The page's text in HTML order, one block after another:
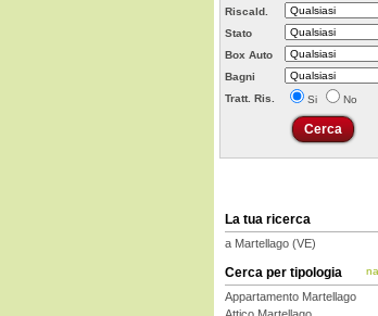
Riscald.
Stato
Box Auto
Bagni
Tratt. Ris.
Si No
La tua ricerca
a Martellago (VE)
Cerca per tipologia
Appartamento Martellago